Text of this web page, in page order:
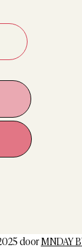
doorMNDAY